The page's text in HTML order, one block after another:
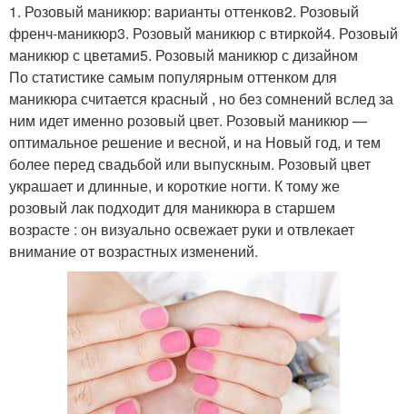
1. Розовый маникюр: варианты оттенков2. Розовый
френч-маникюр3. Розовый маникюр с втиркой4. Розовый
маникюр с цветами5. Розовый маникюр с дизайном
По статистике самым популярным оттенком для
маникюра считается красный , но без сомнений вслед за
ним идет именно розовый цвет. Розовый маникюр —
оптимальное решение и весной, и на Новый год, и тем
более перед свадьбой или выпускным. Розовый цвет
украшает и длинные, и короткие ногти. К тому же
розовый лак подходит для маникюра в старшем
возрасте : он визуально освежает руки и отвлекает
внимание от возрастных изменений.